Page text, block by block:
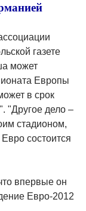
газете
может
Европы
в срок
"Другое дело –
стадионом,
состоится
впервые он
Евро-2012